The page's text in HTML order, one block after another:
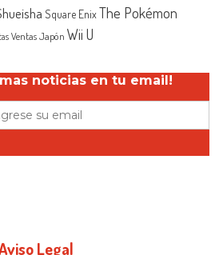
Square EnixThe Pokémon
Ventas Japón Wii U
noticias en tu email!
Legal